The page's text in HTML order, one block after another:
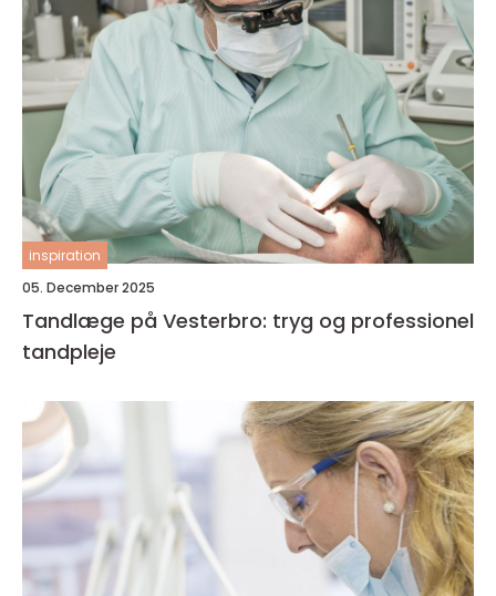
inspiration
05. December 2025
Tandlæge på Vesterbro: tryg og professionel
tandpleje